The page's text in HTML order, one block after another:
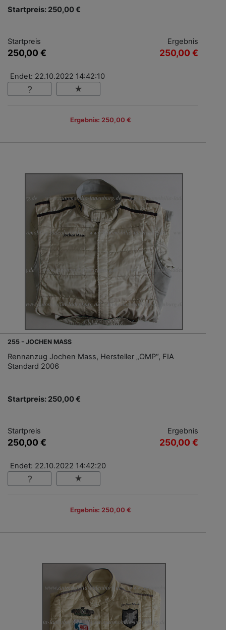
Startpreis: 250,00 €
Startpreis
250,00 €
Ergebnis
250,00 €
Endet: 22.10.2022 14:42:10
Ergebnis: 250,00 €
255 - JOCHEN MASS
Rennanzug Jochen Mass, Hersteller „OMP“, FIA
Standard 2006
Startpreis: 250,00 €
Startpreis
250,00 €
Ergebnis
250,00 €
Endet: 22.10.2022 14:42:20
Ergebnis: 250,00 €